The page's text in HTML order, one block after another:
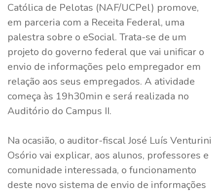
Católica de Pelotas (NAF/UCPel) promove,
em parceria com a Receita Federal, uma
palestra sobre o eSocial. Trata-se de um
projeto do governo federal que vai unificar o
envio de informações pelo empregador em
relação aos seus empregados. A atividade
começa às 19h30min e será realizada no
Auditório do Campus II.
Na ocasião, o auditor-fiscal José Luís Venturini
Osório vai explicar, aos alunos, professores e
comunidade interessada, o funcionamento
deste novo sistema de envio de informações